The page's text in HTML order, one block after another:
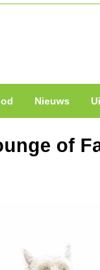
Nieuws
of